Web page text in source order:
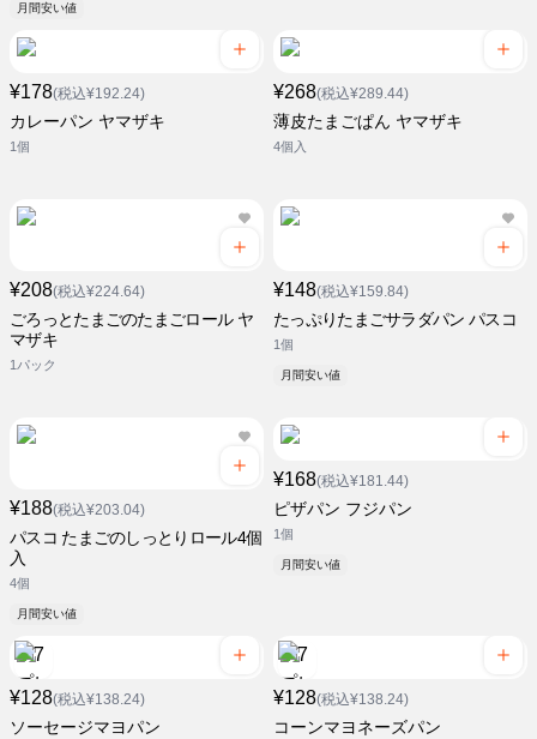
月間安い値
¥178(税込¥192.24)
カレーパン ヤマザキ
1個
¥268(税込¥289.44)
薄皮たまごぱん ヤマザキ
4個入
¥208(税込¥224.64)
ごろっとたまごのたまごロール ヤ
マザキ
1パック
¥148(税込¥159.84)
たっぷりたまごサラダパン パスコ
1個
月間安い値
¥188(税込¥203.04)
パスコ たまごのしっとりロール4個
入
4個
月間安い値
¥168(税込¥181.44)
ピザパン フジパン
1個
月間安い値
¥128(税込¥138.24)
ソーセージマヨパン
¥128(税込¥138.24)
コーンマヨネーズパン